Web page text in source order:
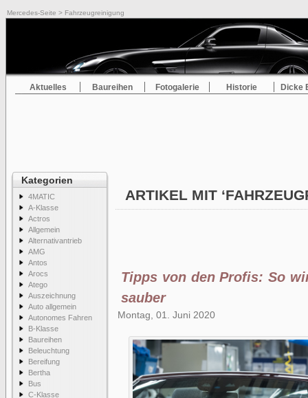
Mercedes-Seite > Fahrzeugreinigung
Aktuelles Baureihen Fotogalerie Historie Dicke
Kategorien
4MATIC
A-Klasse
Actros
Allgemein
Alternativantrieb
AMG
Antos
Arocs
Atego
Auszeichnung
Auto allgemein
Autonomes Fahren
B-Klasse
Baureihen
Beleuchtung
Bereifung
Bertha
Bus
C-Klasse
ARTIKEL MIT
Tipps von den Profis: So
sauber
Montag, 01. Juni 2020